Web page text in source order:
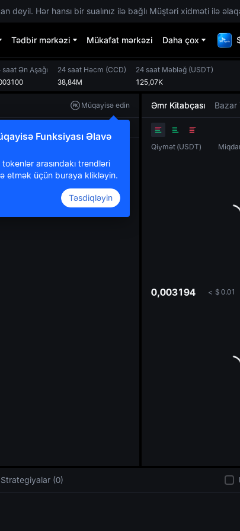
Hər hansı bir sualınız ilə bağlı Müştəri xidməti ilə
Tədbir mərkəzi Mükafat mərkəzi Daha çox
saat Ən Aşağı
24 saat Həcm (CCD)
38,84M
24 saat Məbləğ (USDT)
125,07K
Müqayisə edin
Funksiyası Əlavə
tokenlər arasındakı trendləri
etmək üçün buraya klikləyin.
Təsdiqləyin
Əmr Kitabçası Bazar
Qiymət (USDT)
0,003194 < $ 0.01
Strategiyalar (0)